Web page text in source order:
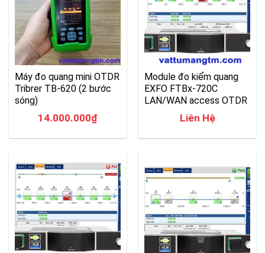
Máy đo quang mini OTDR
Tribrer TB-620 (2 bước
sóng)
14.000.000₫
Module đo kiểm quang
EXFO FTBx-720C
LAN/WAN access OTDR
Liên Hệ